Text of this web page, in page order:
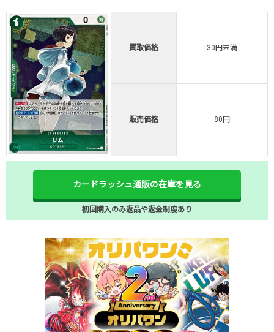
買取価格 30円未満
販売価格 80円
カードラッシュ通販の在庫を見る
初回購入のみ返品や返金制度あり